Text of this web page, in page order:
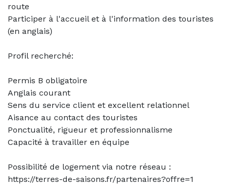
route
Participer à l'accueil et à l'information des touristes
(en anglais)
Profil recherché:
Permis B obligatoire
Anglais courant
Sens du service client et excellent relationnel
Aisance au contact des touristes
Ponctualité, rigueur et professionnalisme
Capacité à travailler en équipe
Possibilité de logement via notre réseau :
https://terres-de-saisons.fr/partenaires?offre=1